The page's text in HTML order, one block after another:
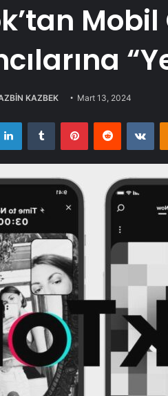
KAZBEK Mart 13, 2024
LinkedInTumblr PinterestReddit